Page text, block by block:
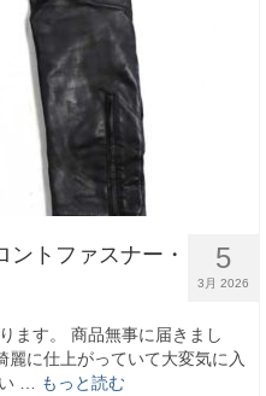
5
3月 2026
トファスナー・
ます。 商品無事に届きまし
に仕上がっていて大変気に入
…
もっと読む